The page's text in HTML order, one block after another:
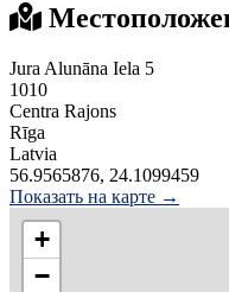
Jura Alunāna Iela 5
1010
Centra Rajons
Rīga
Latvia
56.9565876, 24.1099459
Показать на карте →
+
−